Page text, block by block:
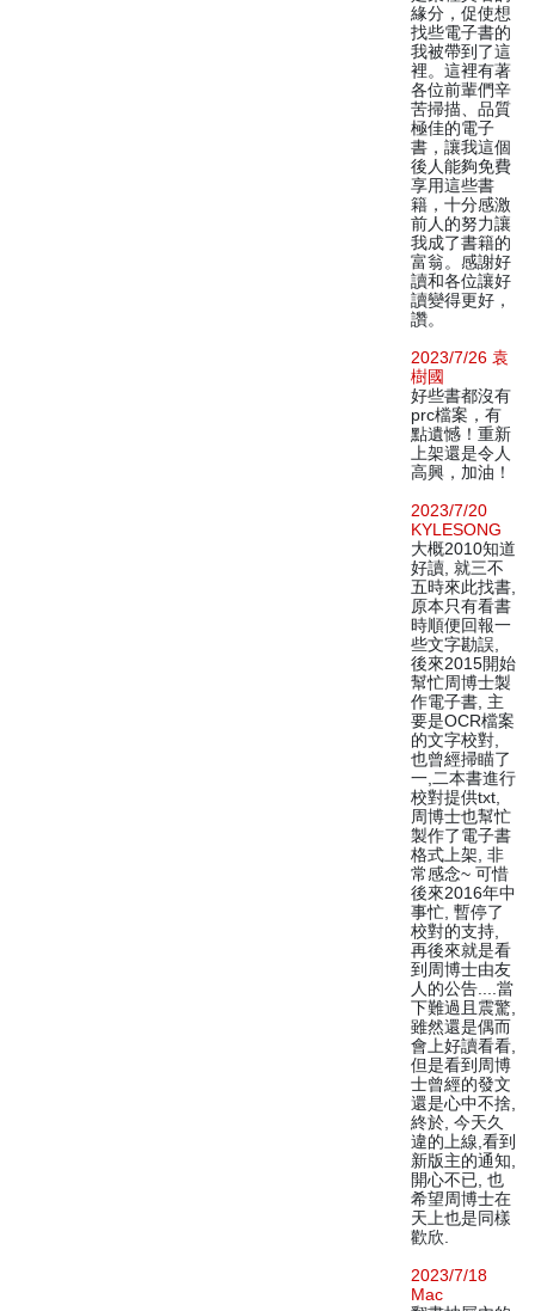
緣分，促使想
找些電子書的
我被帶到了這
裡。這裡有著
各位前輩們辛
苦掃描、品質
極佳的電子
書，讓我這個
後人能夠免費
享用這些書
籍，十分感激
前人的努力讓
我成了書籍的
富翁。感謝好
讀和各位讓好
讀變得更好，
讚。
2023/7/26 袁
樹國
好些書都沒有
prc檔案，有
點遺憾！重新
上架還是令人
高興，加油！
2023/7/20
KYLESONG
大概2010知道
好讀, 就三不
五時來此找書,
原本只有看書
時順便回報一
些文字勘誤,
後來2015開始
幫忙周博士製
作電子書, 主
要是OCR檔案
的文字校對,
也曾經掃瞄了
一,二本書進行
校對提供txt,
周博士也幫忙
製作了電子書
格式上架, 非
常感念~ 可惜
後來2016年中
事忙, 暫停了
校對的支持,
再後來就是看
到周博士由友
人的公告....當
下難過且震驚,
雖然還是偶而
會上好讀看看,
但是看到周博
士曾經的發文
還是心中不捨,
終於, 今天久
違的上線,看到
新版主的通知,
開心不已, 也
希望周博士在
天上也是同樣
歡欣.
2023/7/18
Mac